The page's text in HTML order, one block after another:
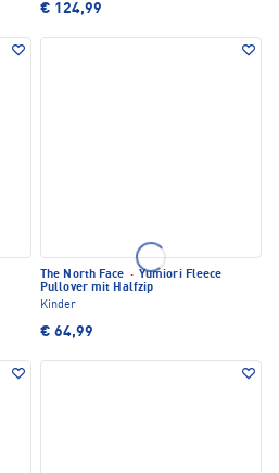
€ 124,99
The North Face · Yumiori Fleece
Pullover mit Halfzip
Kinder
€ 64,99